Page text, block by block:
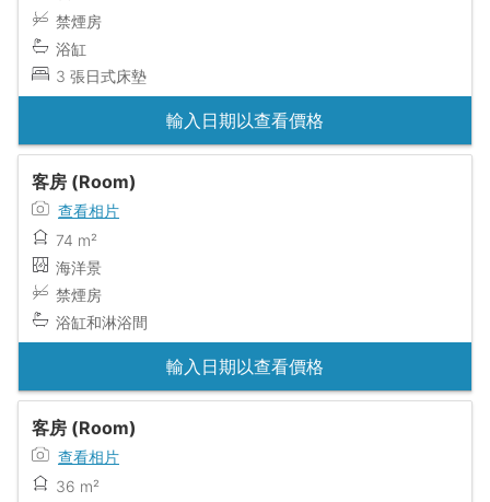
禁煙房
浴缸
3 張日式床墊
輸入日期以查看價格
客房 (Room)
查看相片
74 m²
海洋景
禁煙房
浴缸和淋浴間
輸入日期以查看價格
客房 (Room)
查看相片
36 m²